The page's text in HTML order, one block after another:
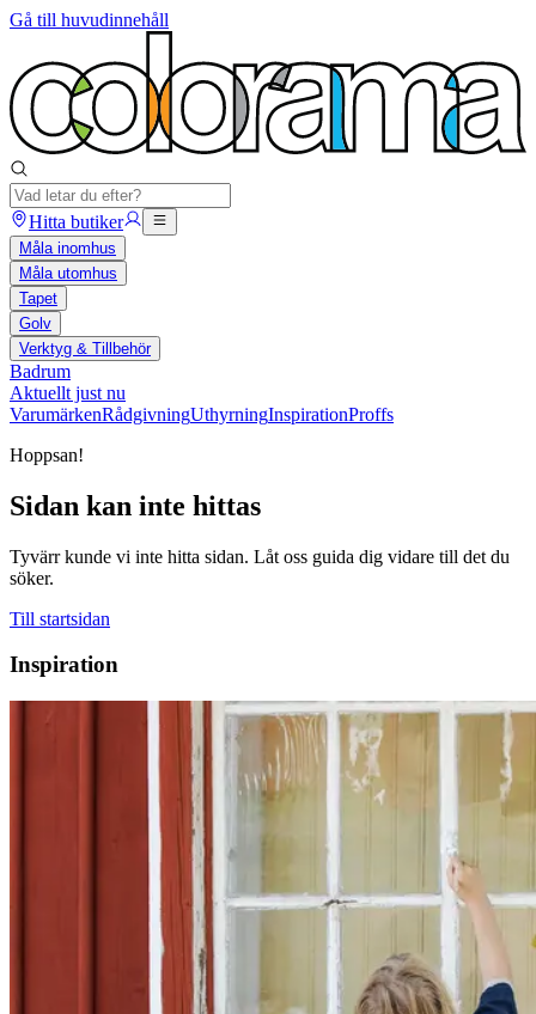
Gå till huvudinnehåll
Hitta butiker
Måla inomhus
Måla utomhus
Tapet
Golv
Verktyg & Tillbehör
Badrum
Aktuellt just nu
VarumärkenRådgivningUthyrningInspirationProffs
Hoppsan!
Sidan kan inte hittas
Tyvärr kunde vi inte hitta sidan. Låt oss guida dig vidare till det du
söker.
Till startsidan
Inspiration